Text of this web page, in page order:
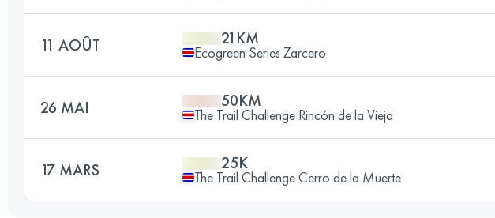
11 AOÛT 21KM
Ecogreen Series Zarcero
26 MAI 50KM
The Trail Challenge Rincón de la Vieja
17 MARS 25K
The Trail Challenge Cerro de la Muerte